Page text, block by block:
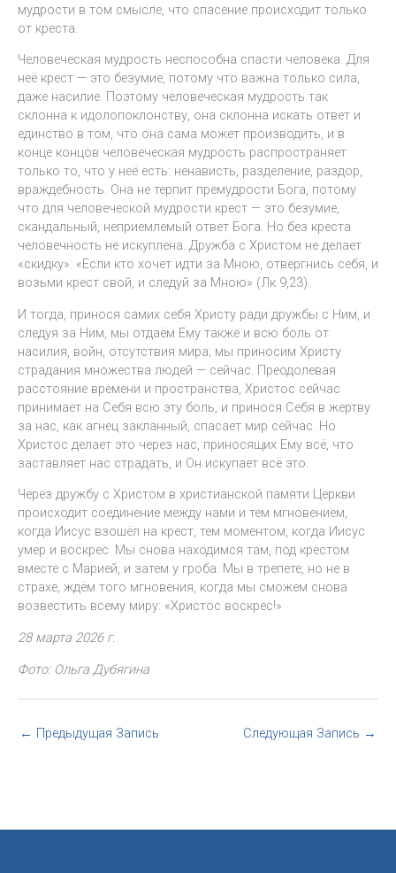
мудрости в том смысле, что спасение происходит только
от креста.
Человеческая мудрость неспособна спасти человека. Для
неё крест — это безумие, потому что важна только сила,
даже насилие. Поэтому человеческая мудрость так
склонна к идолопоклонству, она склонна искать ответ и
единство в том, что она сама может производить, и в
конце концов человеческая мудрость распространяет
только то, что у неё есть: ненависть, разделение, раздор,
враждебность. Она не терпит премудрости Бога, потому
что для человеческой мудрости крест — это безумие,
скандальный, неприемлемый ответ Бога. Но без креста
человечность не искуплена. Дружба с Христом не делает
«скидку»: «Если кто хочет идти за Мною, отвергнись себя, и
возьми крест свой, и следуй за Мною» (Лк 9,23).
И тогда, принося самих себя Христу ради дружбы с Ним, и
следуя за Ним, мы отдаём Ему также и всю боль от
насилия, войн, отсутствия мира; мы приносим Христу
страдания множества людей — сейчас. Преодолевая
расстояние времени и пространства, Христос сейчас
принимает на Себя всю эту боль, и принося Себя в жертву
за нас, как агнец закланный, спасает мир сейчас. Но
Христос делает это через нас, приносящих Ему всё, что
заставляет нас страдать, и Он искупает всё это.
Через дружбу с Христом в христианской памяти Церкви
происходит соединение между нами и тем мгновением,
когда Иисус взошёл на крест, тем моментом, когда Иисус
умер и воскрес. Мы снова находимся там, под крестом
вместе с Марией, и затем у гроба. Мы в трепете, но не в
страхе, ждём того мгновения, когда мы сможем снова
возвестить всему миру: «Христос воскрес!»
28 марта 2026 г.
Фото: Ольга Дубягина
← Предыдущая Запись Следующая Запись →